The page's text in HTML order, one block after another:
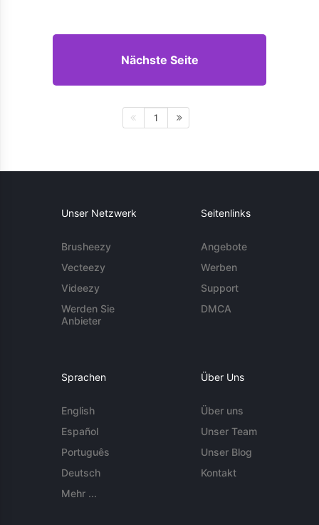
Nächste Seite
1
Unser Netzwerk
Brusheezy
Vecteezy
Videezy
Werden Sie
Anbieter
Seitenlinks
Angebote
Werben
Support
DMCA
Sprachen
English
Español
Português
Deutsch
Mehr ...
Über Uns
Über uns
Unser Team
Unser Blog
Kontakt